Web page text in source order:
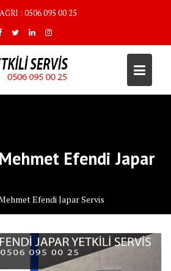
: 0506 095 00 25
Efendi Japar
Efendi Japar Servis